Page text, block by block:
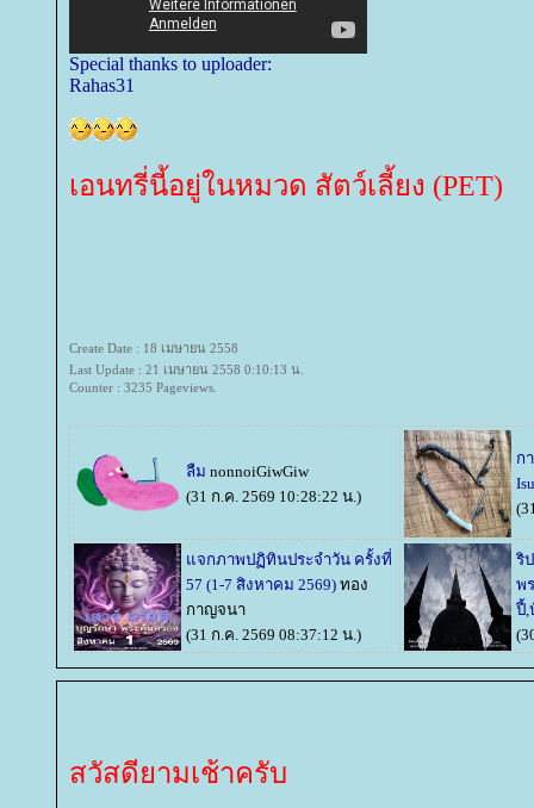
Special thanks to uploader:
Rahas31
เอนทรี่นี้อยู่ในหมวด สัตว์เลี้ยง (PET)
Create Date : 18 เมษายน 2558
Last Update : 21 เมษายน 2558 0:10:13 น.
Counter : 3235 Pageviews.
ลืม nonnoiGiwGiw
(31 ก.ค. 2569 10:28:22 น.)
ก
จกภาพปฏิทินประจำวัน ครั้งที่
57 (1-7 สิงหาคม 2569) ทอง
กาญจนา
(31 ก.ค. 2569 08:37:12 น.)
ริ
พ
ปี้,
สวัสดียามเช้าครับ